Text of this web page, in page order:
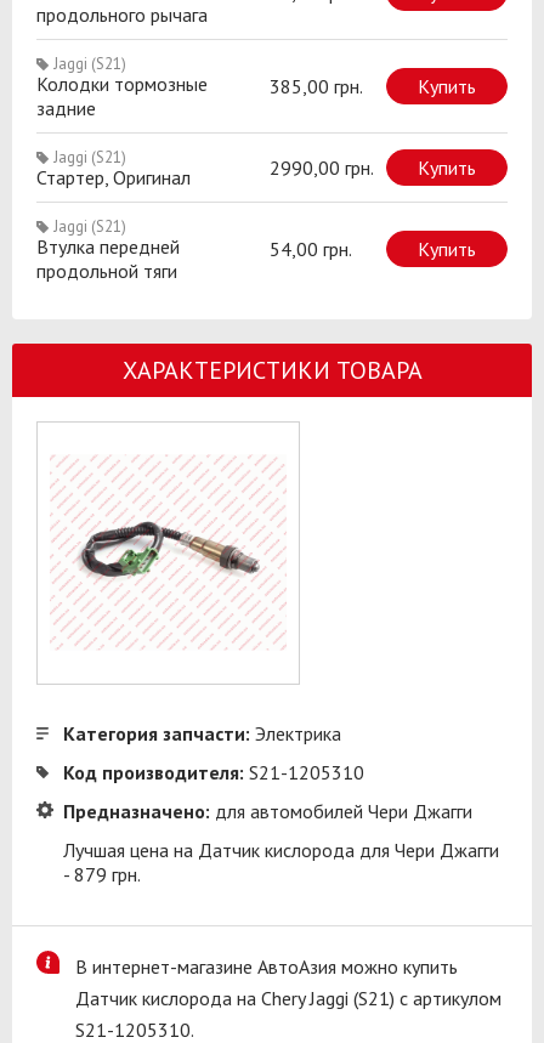
продольного рычага
Jaggi (S21)
Колодки тормозные
задние
385,00 грн. Купить
Jaggi (S21)
Стартер, Оригинал 2990,00 грн. Купить
Jaggi (S21)
Втулка передней
продольной тяги
54,00 грн. Купить
ХАРАКТЕРИСТИКИ ТОВАРА
Категория запчасти: Электрика
Код производителя: S21-1205310
Предназначено: для автомобилей Чери Джагги
Лучшая цена на Датчик кислорода для Чери Джагги
- 879 грн.
В интернет-магазине АвтоАзия можно купить
Датчик кислорода на Chery Jaggi (S21) с артикулом
S21-1205310.